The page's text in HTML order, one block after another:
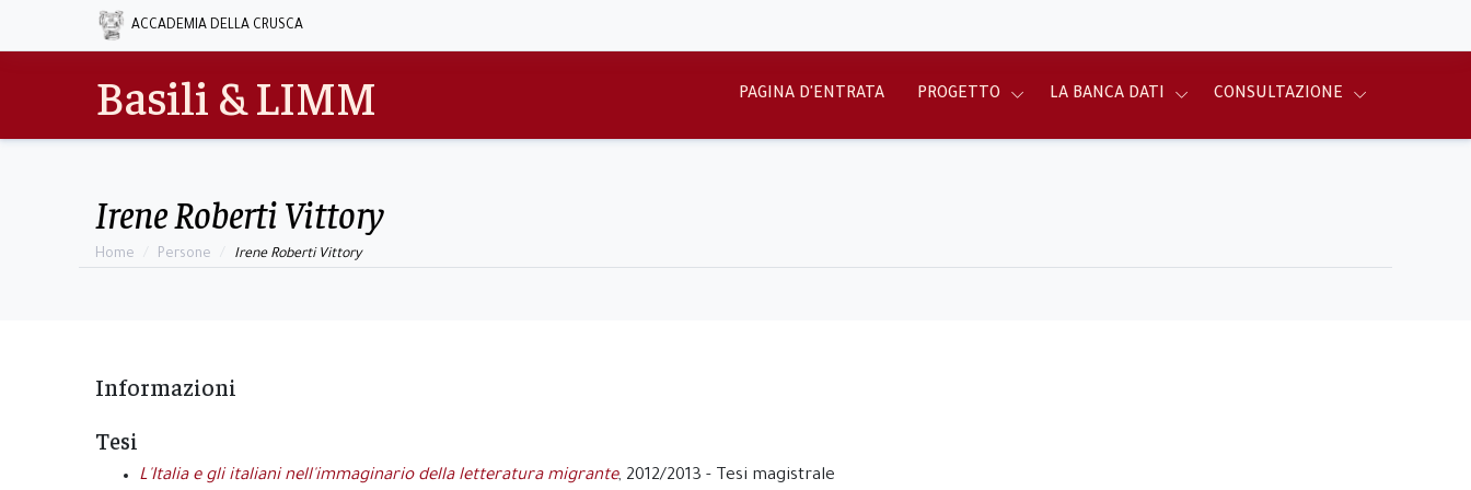
ACCADEMIA DELLA CRUSCA
Basili & LIMM PAGINA D'ENTRATA PROGETTO LA BANCA DATI CONSULTAZIONE
Irene Roberti Vittory
Home Persone Irene Roberti Vittory
Informazioni
Tesi
L'Italia e gli italiani nell'immaginario della letteratura migrante, 2012/2013 - Tesi magistrale